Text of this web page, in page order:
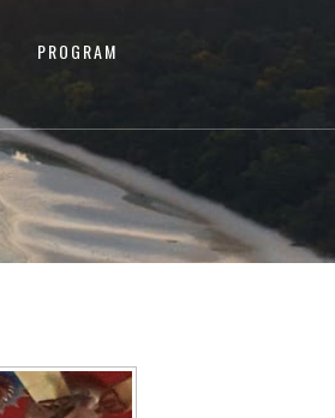
PROGRAM